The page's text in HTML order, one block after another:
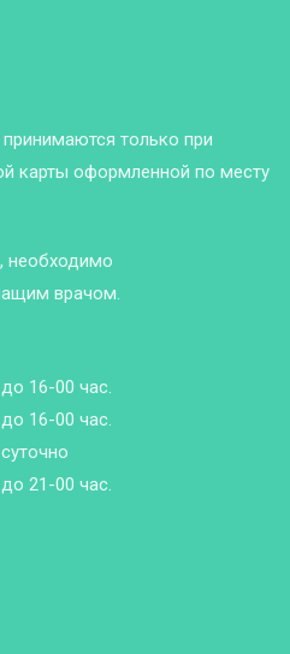
только при
карты оформленной по месту
необходимо
врачом.
16-00 час.
16-00 час.
21-00 час.